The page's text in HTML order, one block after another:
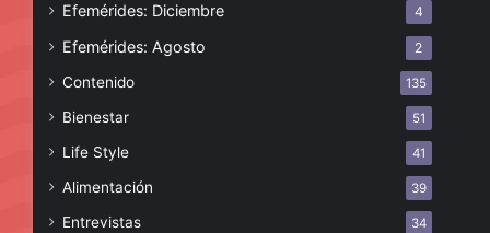
Efemérides: Diciembre 4
Efemérides: Agosto 2
Contenido 135
Bienestar 51
Life Style 41
Alimentación 39
Entrevistas 34